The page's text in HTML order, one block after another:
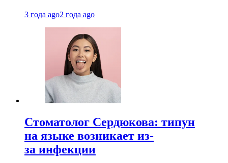
3 года ago2 года ago
Стоматолог Сердюкова: типун
на языке возникает из-
за инфекции